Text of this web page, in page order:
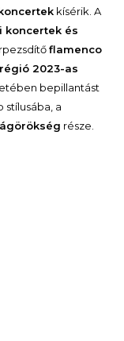
kísérik. A
koncertek és
flamenco
2023-as
bepillantást
a
része.